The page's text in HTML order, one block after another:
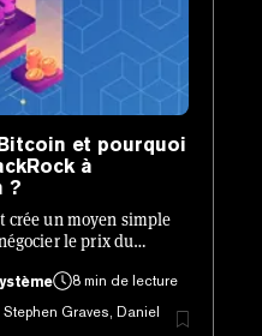
et pourquoi
à
?
crée un moyen simple
le prix du
8 min de lecture
Graves, Daniel